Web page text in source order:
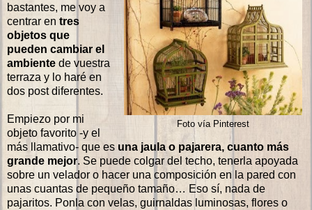
Foto vía Pinterest
bastantes, me voy a
centrar en tres
objetos que
pueden cambiar el
ambiente de vuestra
terraza y lo haré en
dos post diferentes.
Empiezo por mi
objeto favorito -y el
más llamativo- que es una jaula o pajarera, cuanto más
grande mejor. Se puede colgar del techo, tenerla apoyada
sobre un velador o hacer una composición en la pared con
unas cuantas de pequeño tamaño… Eso sí, nada de
pajaritos. Ponla con velas, guirnaldas luminosas, flores o